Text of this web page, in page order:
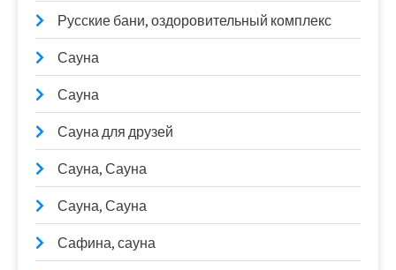
Русские бани, оздоровительный комплекс
Сауна
Сауна
Сауна для друзей
Сауна, Сауна
Сауна, Сауна
Сафина, сауна